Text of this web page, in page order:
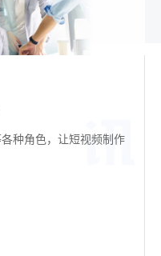
种角色，让短视频制作